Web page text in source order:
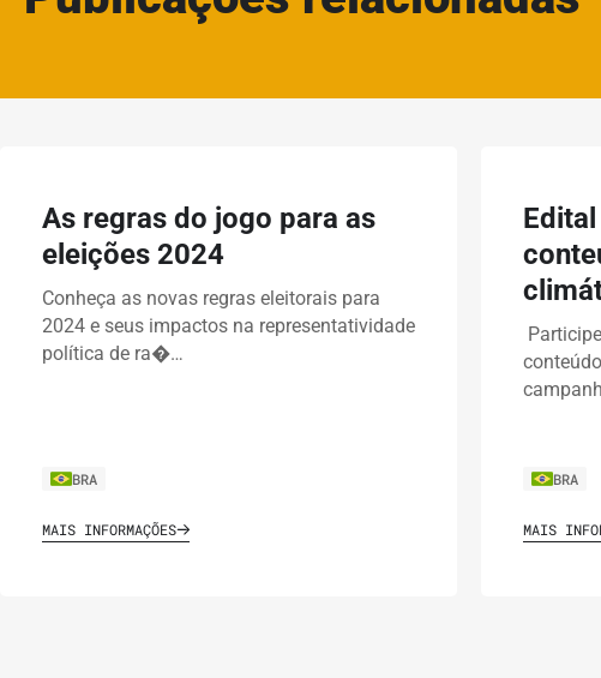
As regras do jogo para as
eleições 2024
Conheça as novas regras eleitorais para
2024 e seus impactos na representatividade
política de ra�…
BRA
MAIS INFORMAÇÕES
BRA
MAIS